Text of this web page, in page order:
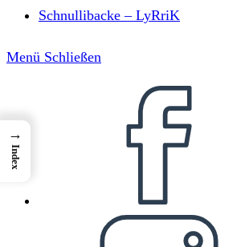
Schnullibacke – LyRriK
Menü Schließen
→
Index